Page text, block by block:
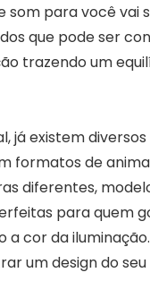
som para você vai
que pode ser
trazendo um
já existem
formatos de
diferentes,
para quem
a cor da
um design do